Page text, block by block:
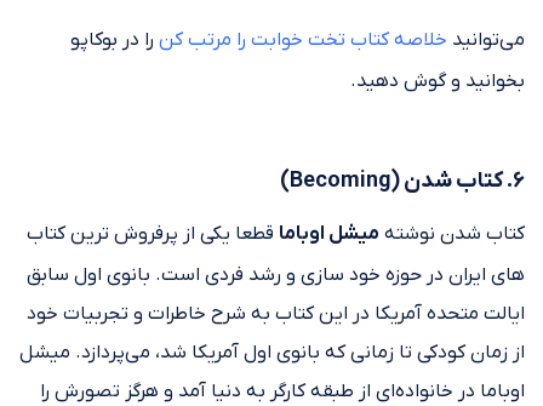
می‌توانید خلاصه کتاب تخت خوابت را مرتب کن را در بوکاپو
بخوانید و گوش دهید.
۶. کتاب شدن (Becoming)
کتاب شدن نوشته میشل اوباما قطعا یکی از پرفروش ترین کتاب
های ایران در حوزه خود سازی و رشد فردی است. بانوی اول سابق
ایالت متحده آمریکا در این کتاب به شرح خاطرات و تجربیات خود
از زمان کودکی تا زمانی که بانوی اول آمریکا شد، می‌پردازد. میشل
اوباما در خانواده‌ای از طبقه کارگر به دنیا آمد و هرگز تصورش را